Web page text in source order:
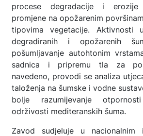
procese degradacije i erozije
promjene na opožarenim
tipovima vegetacije. Aktivnosti
degradiranih i opožarenih
pošumljavanje autohtonim
sadnica i pripremu tla za
navedeno, provodi se analiza
taloženja na šumske i vodne
bolje razumijevanje
održivosti mediteranskih šuma.
Zavod sudjeluje u nacionalnim